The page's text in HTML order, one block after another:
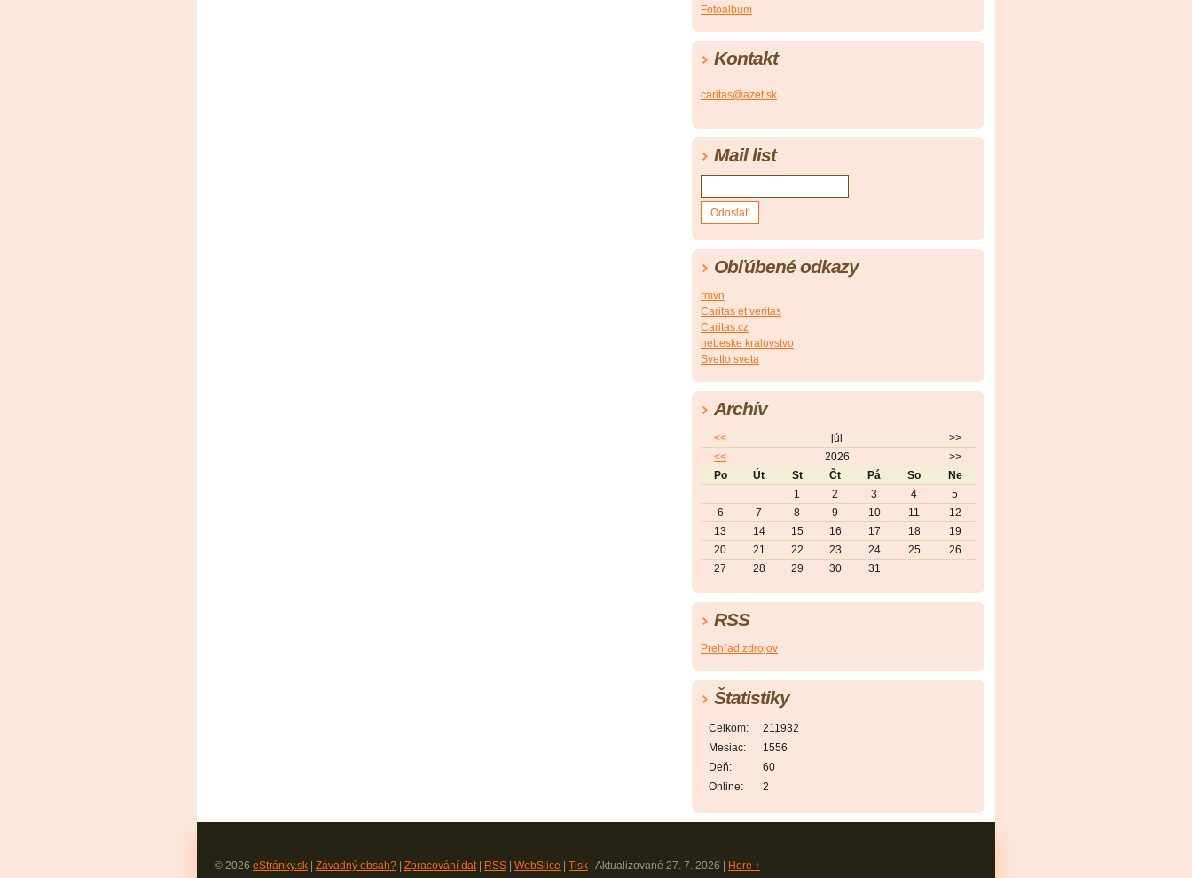
Fotoalbum
Kontakt
caritas@azet.sk
Mail list
Obľúbené odkazy
rmvn
Caritas et veritas
Caritas.cz
nebeske kralovstvo
Svetlo sveta
Archív
<< júl
>>
<<
2026
>>
Po
Út St Čt Pá So
Ne
1
2 3 4
5
6
7 8 9 10 11
12
13
14 15 16 17 18
19
20
21 22 23 24 25
26
27
28 29 30 31
RSS
Prehľad zdrojov
Štatistiky
Online: 2
Celkom:
211932
Mesiac:
1556
Deň:
60
© 2026 eStránky.sk | Závadný obsah? | Zpracování dat | RSS | WebSlice | Tisk | Aktualizované 27. 7. 2026 | Hore ↑